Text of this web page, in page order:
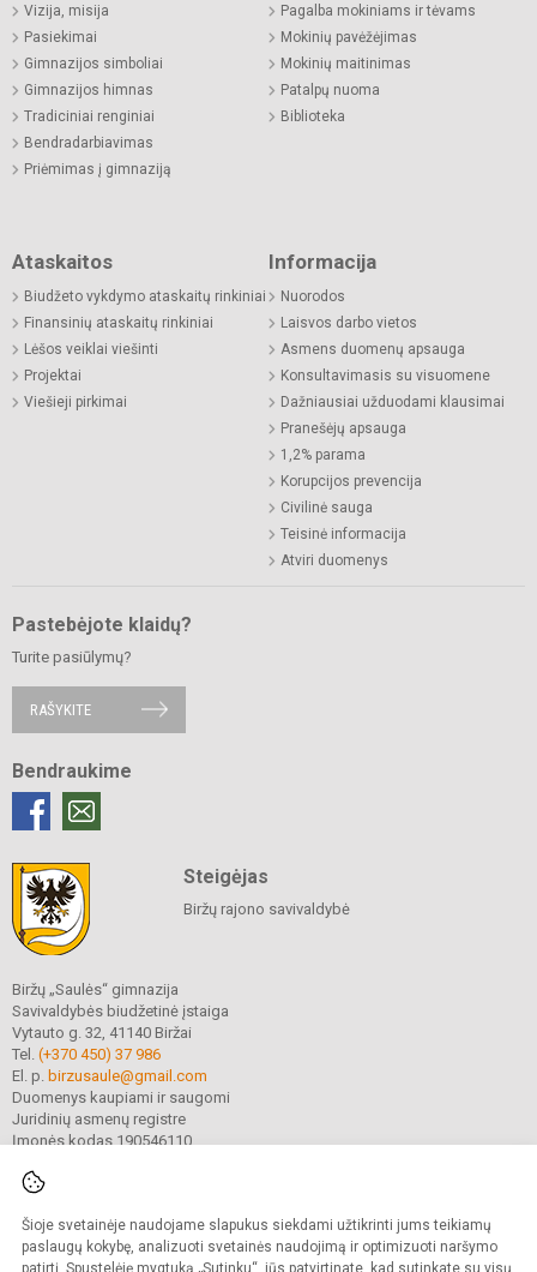
Šioje svetainėje naudojame slapukus siekdami užtikrinti jums teikiamų
paslaugų kokybę, analizuoti svetainės naudojimą ir optimizuoti naršymo
patirtį. Spustelėję mygtuką „Sutinku“, jūs patvirtinate, kad sutinkate su visų
Vizija, misija
Pasiekimai
Gimnazijos simboliai
Gimnazijos himnas
Tradiciniai renginiai
Bendradarbiavimas
Priėmimas į gimnaziją
Pagalba mokiniams ir tėvams
Mokinių pavėžėjimas
Mokinių maitinimas
Patalpų nuoma
Biblioteka
Ataskaitos
Biudžeto vykdymo ataskaitų rinkiniai
Finansinių ataskaitų rinkiniai
Lėšos veiklai viešinti
Projektai
Viešieji pirkimai
Informacija
Nuorodos
Laisvos darbo vietos
Asmens duomenų apsauga
Konsultavimasis su visuomene
Dažniausiai užduodami klausimai
Pranešėjų apsauga
1,2% parama
Korupcijos prevencija
Civilinė sauga
Teisinė informacija
Atviri duomenys
Pastebėjote klaidų?
Turite pasiūlymų?
RAŠYKITE
Bendraukime
Steigėjas
Biržų rajono savivaldybė
Biržų „Saulės“ gimnazija
Savivaldybės biudžetinė įstaiga
Vytauto g. 32, 41140 Biržai
Tel. (+370 450) 37 986
El. p. birzusaule@gmail.com
Duomenys kaupiami ir saugomi
Juridinių asmenų registre
Įmonės kodas 190546110
© 2021. Biržų „Saulės“ gimnazija. Visos teisės saugomos.
Kopijuoti turinį be raštiško gimnazijos sutikimo griežtai draudžiama.